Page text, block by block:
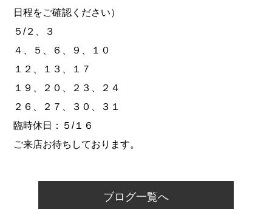
日程をご確認ください）
５/２、３
４、５、６、９、１０
１２、１３、１７
１９、２０、２３、２４
２６、２７、３０、３１
臨時休日：５/１６
ご来店お待ちしております。
ブログ一覧へ